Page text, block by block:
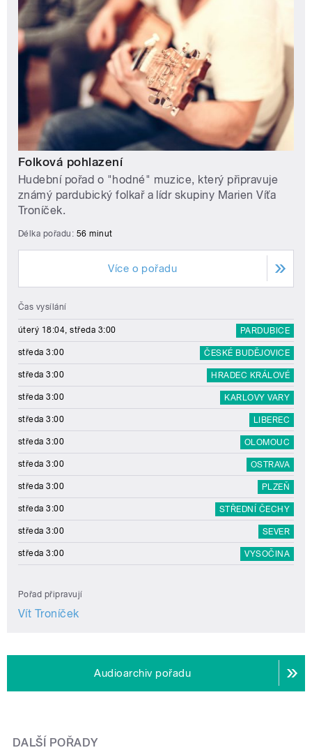
Folková pohlazení
Hudební pořad o "hodné" muzice, který připravuje
známý pardubický folkař a lídr skupiny Marien Víťa
Troníček.
Délka pořadu: 56 minut
Více o pořadu
Čas vysílání
úterý 18:04, středa 3:00 PARDUBICE
středa 3:00 ČESKÉ BUDĚJOVICE
středa 3:00 HRADEC KRÁLOVÉ
středa 3:00 KARLOVY VARY
středa 3:00 LIBEREC
středa 3:00 OLOMOUC
středa 3:00 OSTRAVA
středa 3:00 PLZEŇ
středa 3:00 STŘEDNÍ ČECHY
středa 3:00 SEVER
středa 3:00 VYSOČINA
Pořad připravují
Vít Troníček
Audioarchiv pořadu
DALŠÍ POŘADY